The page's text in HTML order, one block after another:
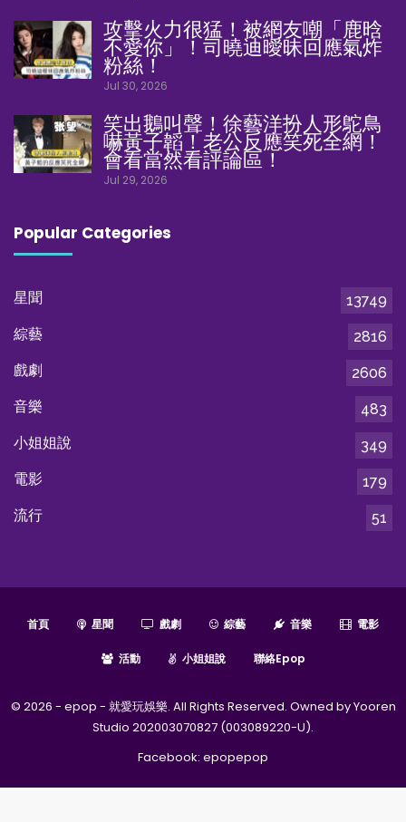
攻擊火力很猛！被網友嘲「鹿晗
不愛你」！司曉迪曖昧回應氣炸
粉絲！
Jul 30, 2026
笑出鵝叫聲！徐藝洋扮人形鴕鳥
嚇黃子韜！老公反應笑死全網！
會看當然看評論區！
Jul 29, 2026
Popular Categories
星聞
13749
綜藝
2816
戲劇
2606
音樂
483
小姐姐說
349
電影
179
流行
51
首頁 星聞 戲劇 綜藝 音樂 電影
活動 小姐姐說 聯絡epop
© 2026 - epop - 就愛玩娛樂. All Rights Reserved. Owned by Yooren
Studio 202003070827 (003089220-U).
Facebook: epopepop